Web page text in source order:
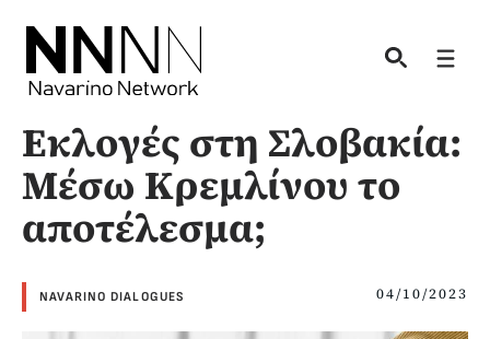
content
Εκλογές στη Σλοβακία:
Μέσω Κρεμλίνου το
αποτέλεσμα;
NAVARINO DIALOGUES 04/10/2023